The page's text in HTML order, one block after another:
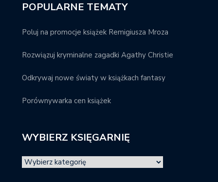
POPULARNE TEMATY
Poluj na promocje książek Remigiusza Mroza
Rozwiązuj kryminalne zagadki Agathy Christie
Odkrywaj nowe światy w książkach fantasy
Porównywarka cen książek
WYBIERZ KSIĘGARNIĘ